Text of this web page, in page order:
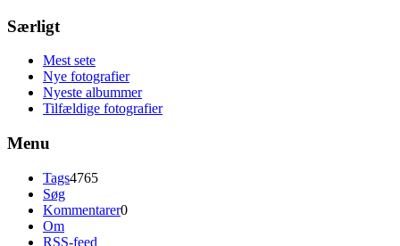
Særligt
Mest sete
Nye fotografier
Nyeste albummer
Tilfældige fotografier
Menu
Tags4765
Søg
Kommentarer0
Om
RSS-feed